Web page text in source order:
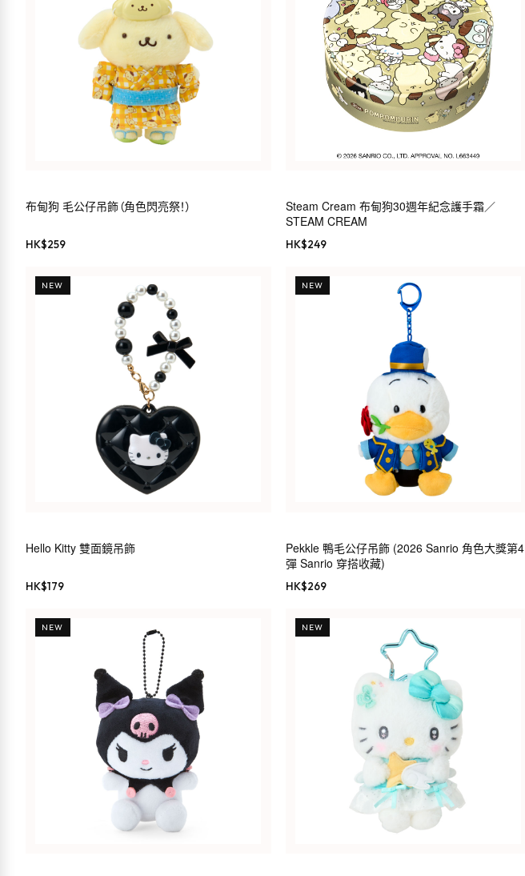
布甸狗 毛公仔吊飾（角色閃亮祭！）
HK$259
Steam Cream 布甸狗30週年紀念護手霜／
STEAM CREAM
HK$249
NEW
Hello Kitty 雙面鏡吊飾
HK$179
NEW
Pekkle 鴨毛公仔吊飾 (2026 Sanrio 角色大獎第4
彈 Sanrio 穿搭收藏)
HK$269
NEW NEW